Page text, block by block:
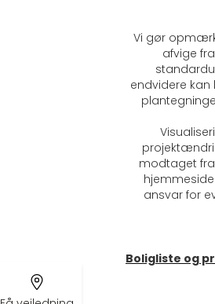
Vi gør
afvige
endvidere
modtaget fra
ansvar for
Boligliste og